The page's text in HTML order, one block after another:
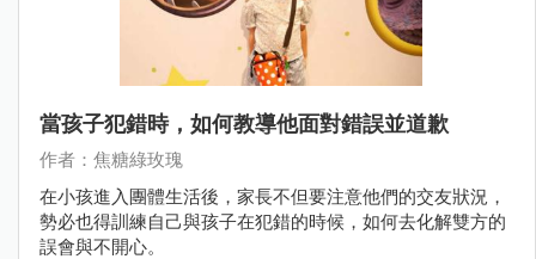
當孩子犯錯時，如何教導他面對錯誤並道歉
作者：焦糖綠玫瑰
在小孩進入團體生活後，家長不但要注意他們的交友狀況，
勢必也得訓練自己與孩子在犯錯的時候，如何去化解雙方的
誤會與不開心。